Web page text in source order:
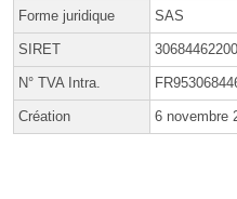
Forme juridique SAS
SIRET
N° TVA Intra.
Création 6 novembre